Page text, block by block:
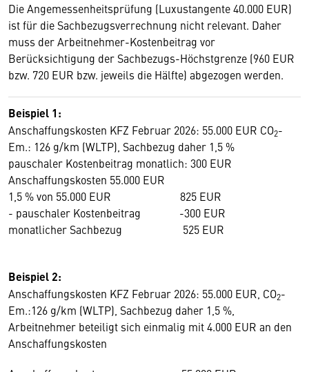
Die Angemessenheitsprüfung (Luxustangente 40.000 EUR)
ist für die Sachbezugsverrechnung nicht relevant. Daher
muss der Arbeitnehmer-Kostenbeitrag vor
Berücksichtigung der Sachbezugs-Höchstgrenze (960 EUR
bzw. 720 EUR bzw. jeweils die Hälfte) abgezogen werden.
Beispiel 1:
Anschaffungskosten KFZ Februar 2026: 55.000 EUR CO2-
Em.: 126 g/km (WLTP), Sachbezug daher 1,5 %
pauschaler Kostenbeitrag monatlich: 300 EUR
Anschaffungskosten 55.000 EUR
1,5 % von 55.000 EUR 825 EUR
- pauschaler Kostenbeitrag -300 EUR
monatlicher Sachbezug 525 EUR
Beispiel 2:
Anschaffungskosten KFZ Februar 2026: 55.000 EUR, CO2-
Em.:126 g/km (WLTP), Sachbezug daher 1,5 %,
Arbeitnehmer beteiligt sich einmalig mit 4.000 EUR an den
Anschaffungskosten